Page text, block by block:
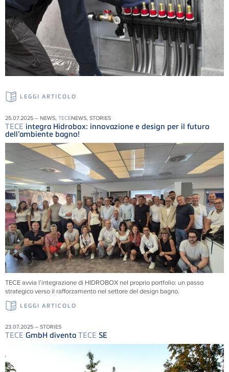
LEGGI ARTICOLO
25.07.2025 – NEWS, TECENEWS, STORIES
TECE integra Hidrobox: innovazione e design per il futuro
dell’ambiente bagno!
TECEavvia l’integrazione di HIDROBOX nel proprio portfolio: un passo
strategico verso il rafforzamento nel settore del design bagno.
LEGGI ARTICOLO
23.07.2025 – STORIES
TECE GmbH diventa TECE SE